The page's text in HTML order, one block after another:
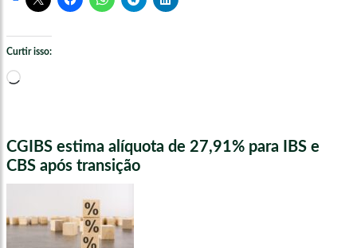
Curtir isso:
Carregando...
CGIBS estima alíquota de 27,91% para IBS e
CBS após transição